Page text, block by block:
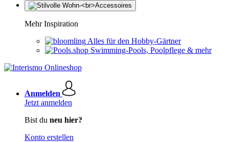
Mehr Inspiration
Alles für den Hobby-Gärtner
Swimming-Pools, Poolpflege & mehr
Anmelden
Jetzt anmelden
Bist du neu hier?
Konto erstellen